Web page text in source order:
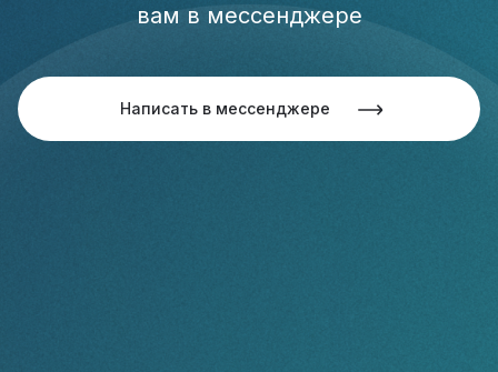
вам в мессенджере
Написать в мессенджере